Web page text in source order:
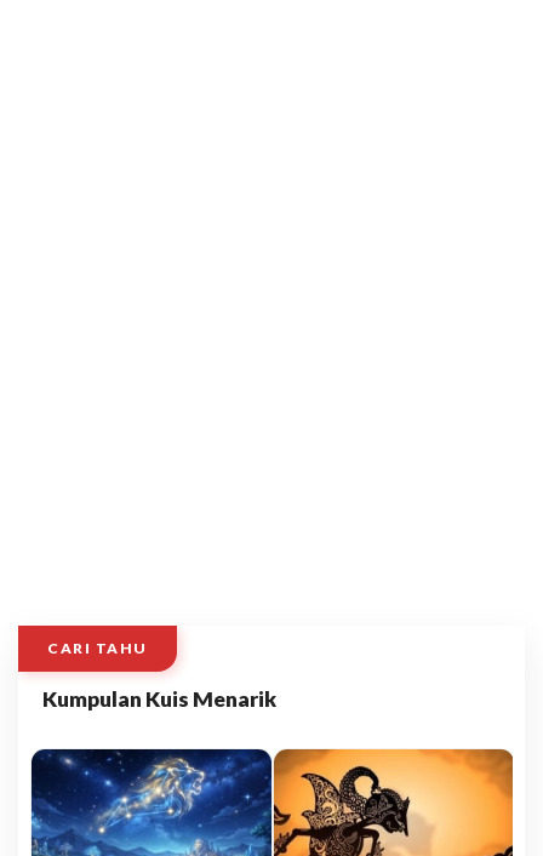
CARI TAHU
Kumpulan Kuis Menarik